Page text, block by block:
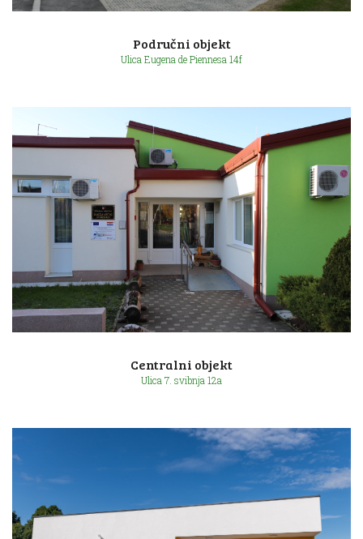
Ulica poginulih branitelja bb
Ulica Eugena de Piennesa 14f
Područni objekt
Ulica Eugena de Piennesa 14f
Centralni objekt
Ulica 7. svibnja 12a